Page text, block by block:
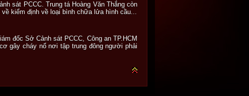
sát PCCC. Trung tá Hoàng Văn Thắng còn
kiểm định về loại bình chữa lửa hình cầu...
đốc Sở Cảnh sát PCCC, Công an TP.HCM
gây cháy nổ nơi tập trung đông người phải